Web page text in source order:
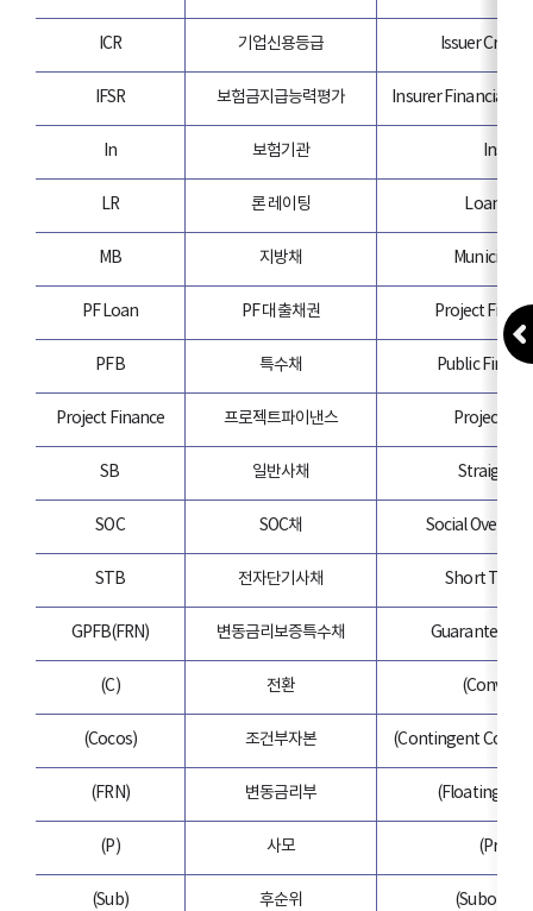
ICR 기업신용등급 Issuer Credit
IFSR 보험금지급능력평가 Insurer Financial
In 보험기관 Insurer
LR 론 레이팅 Loan
MB 지방채 Municipal
PF Loan PF 대출채권 Project
PFB 특수채 Public
Project Finance 프로젝트파이낸스 Project
SB 일반사채 Straight
SOC SOC채 Social
STB 전자단기사채 Short Term
GPFB(FRN) 변동금리보증특수채 Guaranteed
(C) 전환
(Cocos) 조건부자본 (Contingent
(FRN) 변동금리부 (Floating
(P) 사모
(Sub) 후순위